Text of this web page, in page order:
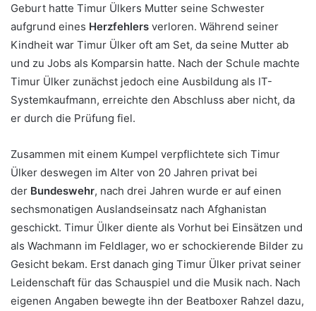
Geburt hatte Timur Ülkers Mutter seine Schwester
aufgrund eines Herzfehlers verloren. Während seiner
Kindheit war Timur Ülker oft am Set, da seine Mutter ab
und zu Jobs als Komparsin hatte. Nach der Schule machte
Timur Ülker zunächst jedoch eine Ausbildung als IT-
Systemkaufmann, erreichte den Abschluss aber nicht, da
er durch die Prüfung fiel.
Zusammen mit einem Kumpel verpflichtete sich Timur
Ülker deswegen im Alter von 20 Jahren privat bei
der Bundeswehr, nach drei Jahren wurde er auf einen
sechsmonatigen Auslandseinsatz nach Afghanistan
geschickt. Timur Ülker diente als Vorhut bei Einsätzen und
als Wachmann im Feldlager, wo er schockierende Bilder zu
Gesicht bekam. Erst danach ging Timur Ülker privat seiner
Leidenschaft für das Schauspiel und die Musik nach. Nach
eigenen Angaben bewegte ihn der Beatboxer Rahzel dazu,